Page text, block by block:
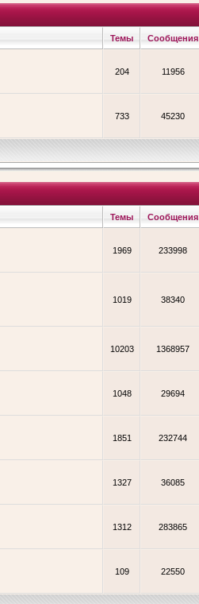
Темы Сообщения
204 11956
733 45230
Темы Сообщения
1969 233998
1019 38340
10203 1368957
1048 29694
1851 232744
1327 36085
1312 283865
109 22550